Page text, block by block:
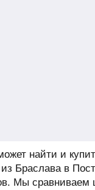
найти и
Браслава в
Мы сравниваем